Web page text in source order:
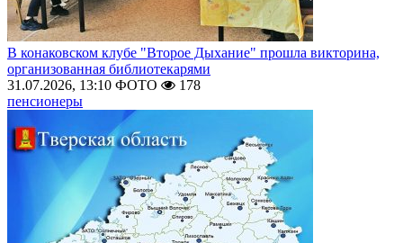
В конаковском клубе "Второе Дыхание" прошла викторина,
организованная библиотекарями
31.07.2026, 13:10 ФОТО
178
пенсионеры